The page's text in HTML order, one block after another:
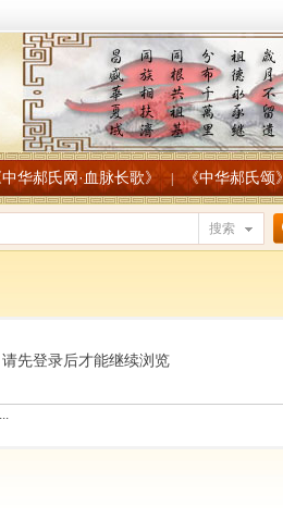
中华郝氏网·血脉长歌》 《中华郝氏颂
搜索
请先登录后才能继续浏览